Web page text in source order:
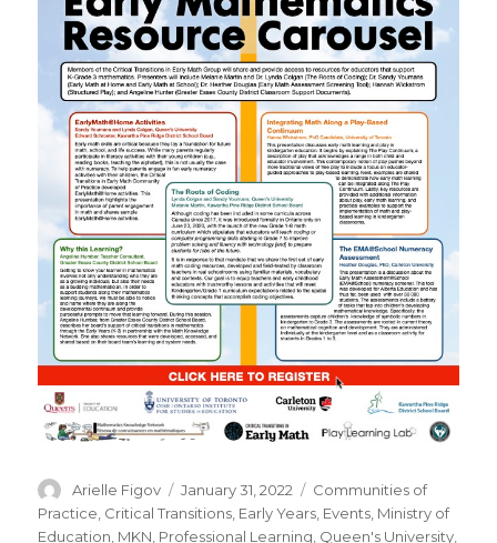
Author
Arielle Figov
Posted
on
January 31, 2022 Categories
Communities of
Practice Critical Transitions Early Years Events Ministry of
Education MKN Professional Learning Queen's University